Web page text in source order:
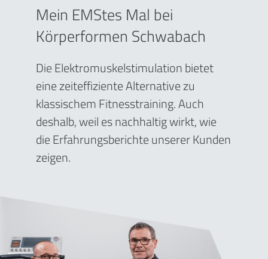
Mein EMStes Mal bei
Körperformen Schwabach
Die Elektromuskelstimulation bietet
eine zeiteffiziente Alternative zu
klassischem Fitnesstraining. Auch
deshalb, weil es nachhaltig wirkt, wie
die Erfahrungsberichte unserer Kunden
zeigen.